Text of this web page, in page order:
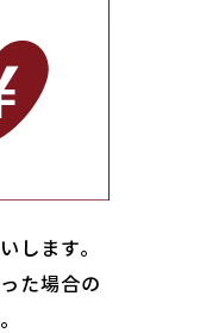
します｡
た場合の